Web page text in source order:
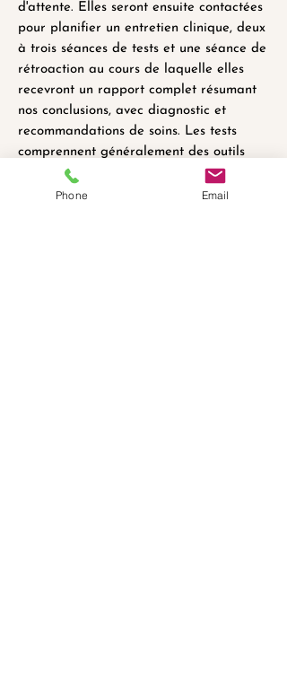
d'attente. Elles seront ensuite contactées
pour planifier un entretien clinique, deux
à trois séances de tests et une séance de
rétroaction au cours de laquelle elles
recevront un rapport complet résumant
nos conclusions, avec diagnostic et
recommandations de soins. Les tests
comprennent généralement des outils
normatifs pour mesurer les capacités
cognitives, des tâches pour évaluer les
Phone Email